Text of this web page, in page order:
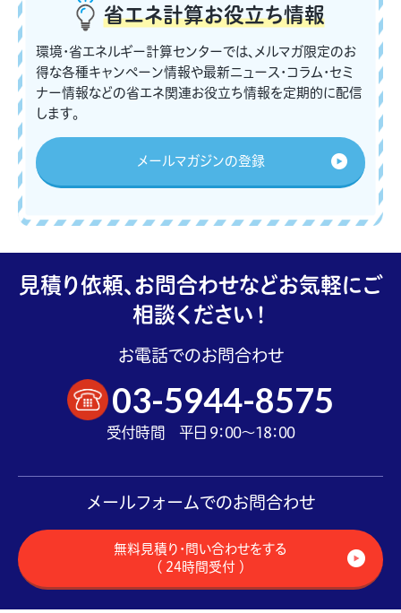
省エネ計算お役立ち情報
環境・省エネルギー計算センターでは、メルマガ限定のお
得な各種キャンペーン情報や最新ニュース・コラム・セミ
ナー情報などの省エネ関連お役立ち情報を定期的に配信
します。
メールマガジンの登録
見積り依頼、お問合わせなどお気軽にご
相談ください！
お電話でのお問合わせ
03-5944-8575
受付時間 平日 9：00～18：00
メールフォームでのお問合わせ
無料見積り・問い合わせをする
（ 24時間受付 ）